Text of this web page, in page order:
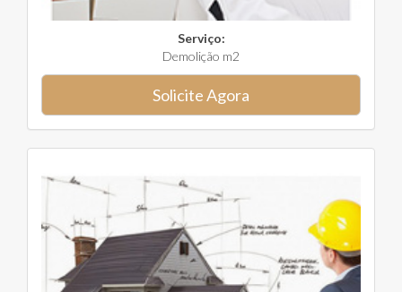
Serviço:
Demolição m2
Solicite Agora